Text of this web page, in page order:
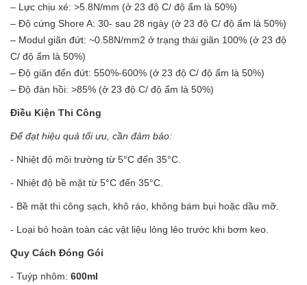
– Lực chịu xé: >5.8N/mm (ở 23 độ C/ độ ẩm là 50%)
– Độ cứng Shore A: 30- sau 28 ngày (ở 23 độ C/ độ ẩm là 50%)
– Modul giãn đứt: ~0.58N/mm2 ở trạng thái giãn 100% (ở 23 độ
C/ độ ẩm là 50%)
– Độ giãn đến đứt: 550%-600% (ở 23 độ C/ độ ẩm là 50%)
– Độ đàn hồi: >85% (ở 23 độ C/ độ ẩm là 50%)
Điều Kiện Thi Công
Để đạt hiệu quả tối ưu, cần đảm bảo:
- Nhiệt độ môi trường từ 5°C đến 35°C.
- Nhiệt độ bề mặt từ 5°C đến 35°C.
- Bề mặt thi công sạch, khô ráo, không bám bụi hoặc dầu mỡ.
- Loại bỏ hoàn toàn các vật liệu lỏng lẻo trước khi bơm keo.
Quy Cách Đóng Gói
- Tuýp nhôm: 600ml